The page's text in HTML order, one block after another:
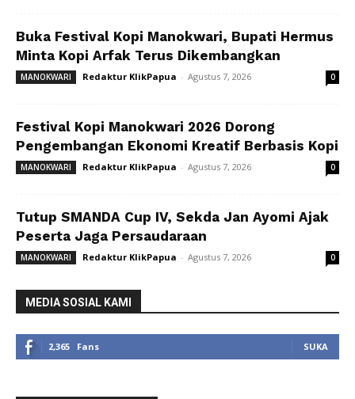
Buka Festival Kopi Manokwari, Bupati Hermus
Minta Kopi Arfak Terus Dikembangkan
MANOKWARI Redaktur KlikPapua - Agustus 7, 2026 0
Festival Kopi Manokwari 2026 Dorong
Pengembangan Ekonomi Kreatif Berbasis Kopi
MANOKWARI Redaktur KlikPapua - Agustus 7, 2026 0
Tutup SMANDA Cup IV, Sekda Jan Ayomi Ajak
Peserta Jaga Persaudaraan
MANOKWARI Redaktur KlikPapua - Agustus 7, 2026 0
MEDIA SOSIAL KAMI
2,365 Fans SUKA